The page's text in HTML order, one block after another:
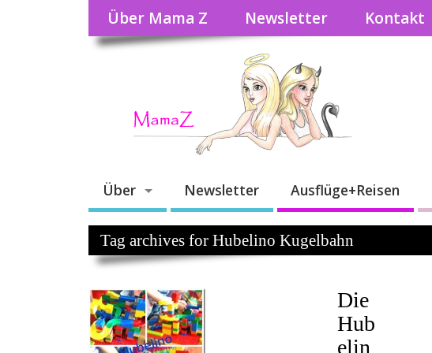
Über Mama Z Newsletter Kontakt
Über Newsletter Ausflüge+Reisen
Tag archives for Hubelino Kugelbahn
Die
Hub
elin